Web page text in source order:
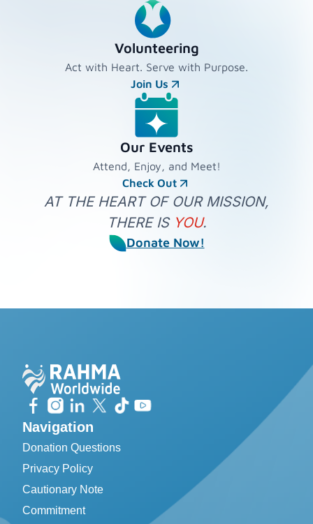
Volunteering
Act with Heart. Serve with Purpose.
Join Us
Our Events
Attend, Enjoy, and Meet!
Check Out
AT THE HEART OF OUR MISSION,
THERE IS YOU.
Donate Now!
Navigation
Donation Questions
Privacy Policy
Cautionary Note
Commitment